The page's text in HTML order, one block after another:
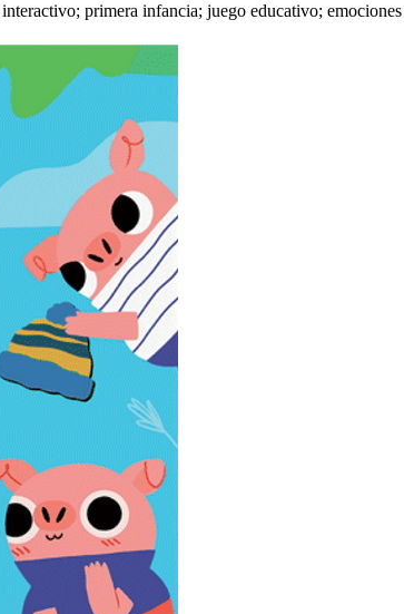
primera infancia; juego educativo;